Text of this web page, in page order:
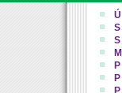
Ú
S
S
M
P
P
P